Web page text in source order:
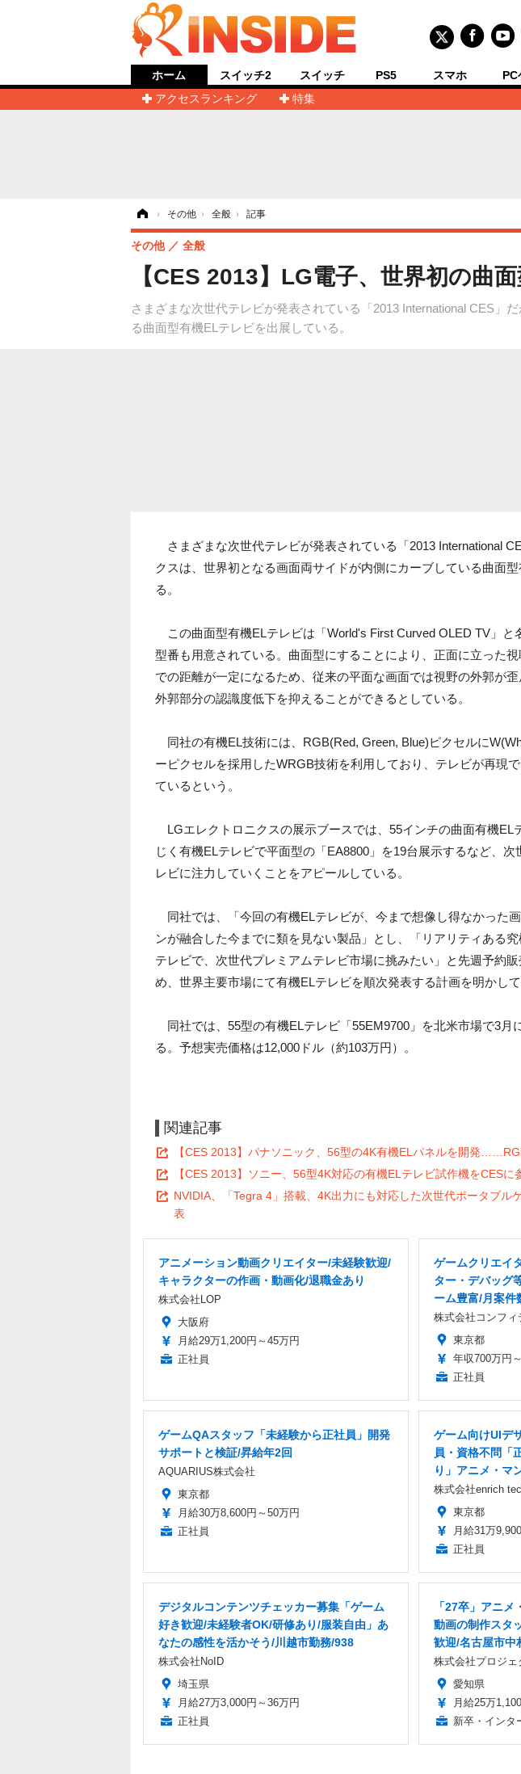
ホーム
アクセスランキング
特集
スイッチ2 スイッチ PS5 スマホ PC
› その他 › 全般 › 記事
【CES 2013】LG電子、世界初の曲
さまざまな次世代テレビが発表されている「2013 International CES」
る曲面型有機ELテレビを出展している。
その他 全般
さまざまな次世代テレビが発表されている「2013 International
クスは、世界初となる画面両サイドが内側にカーブしている曲面
る。
この曲面型有機ELテレビは「World's First Curved OLED TV」と
型番も用意されている。曲面型にすることにより、正面に立った
での距離が一定になるため、従来の平面な画面では視野の外郭が
外郭部分の認識度低下を抑えることができるとしている。
同社の有機EL技術には、RGB(Red, Green, Blue)ピクセルに
ーピクセルを採用したWRGB技術を利用しており、テレビが再現
ているという。
LGエレクトロニクスの展示ブースでは、55インチの曲面有機EL
じく有機ELテレビで平面型の「EA8800」を19台展示するなど、
レビに注力していくことをアピールしている。
同社では、「今回の有機ELテレビが、今まで想像し得なかった
ンが融合した今までに類を見ない製品」とし、「リアリティある
テレビで、次世代プレミアムテレビ市場に挑みたい」と先週予約
め、世界主要市場にて有機ELテレビを順次発表する計画を明かして
同社では、55型の有機ELテレビ「55EM9700」を北米市場で3月
る。予想実売価格は12,000ドル（約103万円）。
関連記事
【CES 2013】パナソニック、56型の4K有機ELパネルを開発
【CES 2013】ソニー、56型4K対応の有機ELテレビ試作機をCESに
NVIDIA、「Tegra 4」搭載、4K出力にも対応した次世代ポータブル
表
アニメーション動画クリエイター/未経験歓迎/
キャラクターの作画・動画化/退職金あり
株式会社LOP
大阪府
月給29万1,200円～45万円
正社員
ゲームクリエイ
ター・デバッグ
ーム豊富/月案件
株式会社コンフ
東京都
年収700万円～
正社員
ゲームQAスタッフ「未経験から正社員」開発
サポートと検証/昇給年2回
AQUARIUS株式会社
東京都
月給30万8,600円～50万円
正社員
ゲーム向けUIデ
員・資格不問「
り」アニメ・マ
株式会社enrich
東京都
月給31万
正社員
デジタルコンテンツチェッカー募集「ゲーム
好き歓迎/未経験者OK/研修あり/服装自由」あ
なたの感性を活かそう/川越市勤務/938
株式会社NoID
埼玉県
月給27万3,000円～36万円
正社員
「27卒」アニ
動画の制作スタ
歓迎/名古屋市中
株式会社プロジェ
愛知県
月給25万
新卒・インタ